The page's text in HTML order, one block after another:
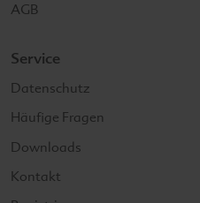
AGB
Service
Datenschutz
Häufige Fragen
Downloads
Kontakt